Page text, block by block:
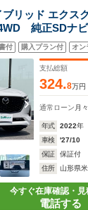
リッド エクス
純正SDナ
アマット/シー
ドルシフト/ス
スマートキー
付 購入プラン付 オン
支払総額
324.8万円
通常ローン 月々
年式 2022年
車検
'27/10
保証
保証付
住所
山形県
今すぐ在庫確認・見
電話する